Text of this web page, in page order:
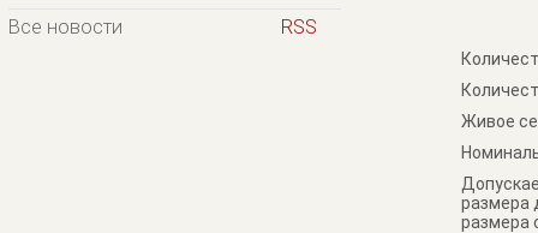
Все новости RSS
Живое
размера
размера